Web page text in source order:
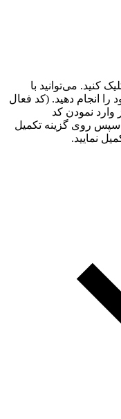
کنید. می‌توانید با
را انجام دهید. (کد فعال
وارد نمودن کد
سپس روی گزینه تکمیل
نمایید.